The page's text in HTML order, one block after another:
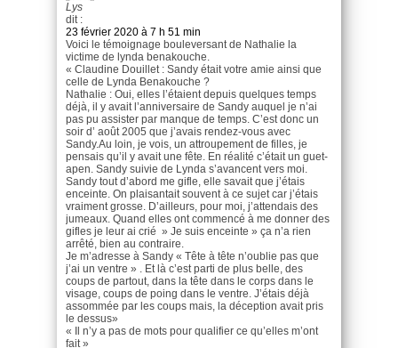
Lys
dit :
23 février 2020 à 7 h 51 min
Voici le témoignage bouleversant de Nathalie la
victime de lynda benakouche.
« Claudine Douillet : Sandy était votre amie ainsi que
celle de Lynda Benakouche ?
Nathalie : Oui, elles l’étaient depuis quelques temps
déjà, il y avait l’anniversaire de Sandy auquel je n’ai
pas pu assister par manque de temps. C’est donc un
soir d’ août 2005 que j’avais rendez-vous avec
Sandy.Au loin, je vois, un attroupement de filles, je
pensais qu’il y avait une fête. En réalité c’était un guet-
apen. Sandy suivie de Lynda s’avancent vers moi.
Sandy tout d’abord me gifle, elle savait que j’étais
enceinte. On plaisantait souvent à ce sujet car j’étais
vraiment grosse. D’ailleurs, pour moi, j’attendais des
jumeaux. Quand elles ont commencé à me donner des
gifles je leur ai crié » Je suis enceinte » ça n’a rien
arrêté, bien au contraire.
Je m’adresse à Sandy « Tête à tête n’oublie pas que
j’ai un ventre » . Et là c’est parti de plus belle, des
coups de partout, dans la tête dans le corps dans le
visage, coups de poing dans le ventre. J’étais déjà
assommée par les coups mais, la déception avait pris
le dessus»
« Il n’y a pas de mots pour qualifier ce qu’elles m’ont
fait »